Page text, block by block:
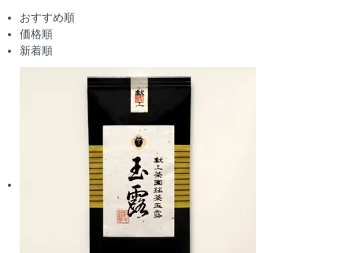
おすすめ順
価格順
新着順